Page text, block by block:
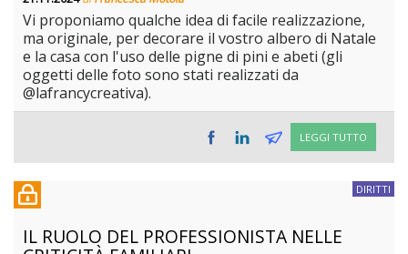
Vi proponiamo qualche idea di facile realizzazione,
ma originale, per decorare il vostro albero di Natale
e la casa con l'uso delle pigne di pini e abeti (gli
oggetti delle foto sono stati realizzati da
@lafrancycreativa).
LEGGI TUTTO
DIRITTI
IL RUOLO DEL PROFESSIONISTA NELLE